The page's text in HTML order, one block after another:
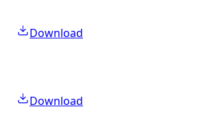
Download
Download